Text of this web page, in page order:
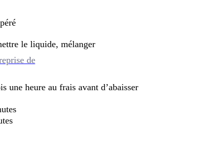
de
le liquide, mélanger
une heure au frais avant d’abaisser